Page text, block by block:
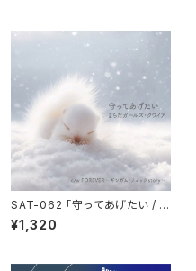
SAT-062 「守ってあげたい / F
OREVER -ギンガムチェックST
ORY-」
¥1,320